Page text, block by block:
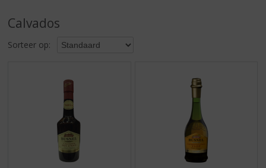
r
n
Calvados
Sorteer op: